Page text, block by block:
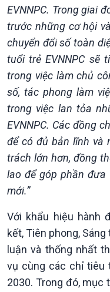
Văn hoá & Du lịch
Tin Văn hoá & Du lịch
Chát với người nổi tiếng
Câu chuyện Thể thao
EVNNPC. Trong giai
trước những cơ hội
chuyển đổi số toàn
tuổi trẻ EVNNPC sẽ
trong việc làm chủ
số, tác phong làm
trong việc lan tỏa
EVNNPC. Các đồng
để có đủ bản lĩnh và
trách lớn hơn, đồng
lao để góp phần đưa
mới.”
Với khẩu hiệu hành
kết, Tiên phong,
luận và thống nhất
vụ cùng các chỉ tiêu
2030. Trong đó, mục